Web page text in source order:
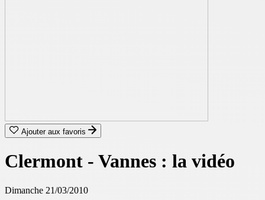
Ajouter aux favoris
Clermont - Vannes : la vidéo
Dimanche 21/03/2010